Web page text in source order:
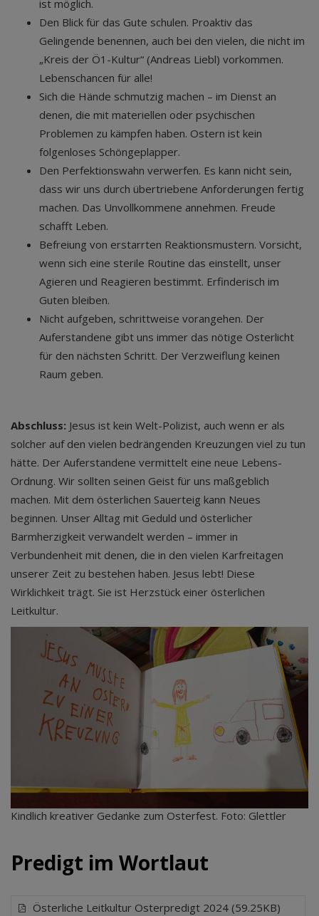
ist möglich.
Den Blick für das Gute schulen. Proaktiv das
Gelingende benennen, auch bei den vielen, die nicht im
„Kreis der Ö1-Kultur“ (Andreas Liebl) vorkommen.
Lebenschancen für alle!
Sich die Hände schmutzig machen – im Dienst an
denen, die mit materiellen oder psychischen
Problemen zu kämpfen haben. Ostern ist kein
folgenloses Schöngeplapper.
Den Perfektionswahn verwerfen. Es kann nicht sein,
dass wir uns durch übertriebene Anforderungen fertig
machen. Das Unvollkommene annehmen. Freude
schafft Leben.
Befreiung von erstarrten Reaktionsmustern. Vorsicht,
wenn sich eine sterile Routine das einstellt, unser
Agieren und Reagieren bestimmt. Erfinderisch im
Guten bleiben.
Nicht aufgeben, schrittweise vorangehen. Der
Auferstandene gibt uns immer das nötige Osterlicht
für den nächsten Schritt. Der Verzweiflung keinen
Raum geben.
Abschluss: Jesus ist kein Welt-Polizist, auch wenn er als
solcher auf den vielen bedrängenden Kreuzungen viel zu tun
hätte. Der Auferstandene vermittelt eine neue Lebens-
Ordnung. Wir sollten seinen Geist für uns maßgeblich
machen. Mit dem österlichen Sauerteig kann Neues
beginnen. Unser Alltag mit Geduld und österlicher
Barmherzigkeit verwandelt werden – immer in
Verbundenheit mit denen, die in den vielen Karfreitagen
unserer Zeit zu bestehen haben. Jesus lebt! Diese
Wirklichkeit trägt. Sie ist Herzstück einer österlichen
Leitkultur.
Kindlich kreativer Gedanke zum Osterfest. Foto: Glettler
Predigt im Wortlaut
Österliche Leitkultur Osterpredigt 2024 (59.25KB)